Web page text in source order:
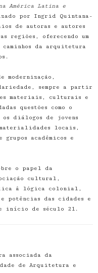
América Latina e
por Ingrid Quintana-
de autoras e autores
regiões, oferecendo um
da arquitetura
modernização,
sempre a partir
materiais, culturais e
questões como o
os diálogos de jovens
locais,
acadêmicos e
o papel da
cultural,
à lógica colonial,
potências das cidades e
início de século 21.
associada da
de Arquitetura e